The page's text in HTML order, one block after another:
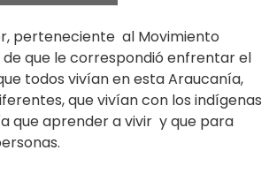
perteneciente al Movimiento
que le correspondió enfrentar el
todos vivían en esta Araucanía,
que vivían con los indígenas
que aprender a vivir y que para